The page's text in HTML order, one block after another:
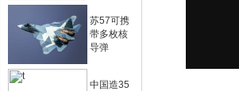
苏57可携
带多枚核
导弹
中国造35